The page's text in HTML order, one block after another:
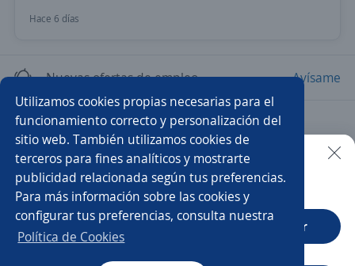
Utilizamos cookies propias necesarias para el
funcionamiento correcto y personalización del
sitio web. También utilizamos cookies de
terceros para fines analíticos y mostrarte
publicidad relacionada según tus preferencias.
Para más información sobre las cookies y
configurar tus preferencias, consulta nuestra
Política de Cookies
Hace 6 días
Nuevas ofertas de empleo Avísame
Empleos similares
Analista de cobranzas Analista de impuestos
Especialista en contabilidad
Analista contable administrativo
Buscar es más fácil en la app
CT App Abrir